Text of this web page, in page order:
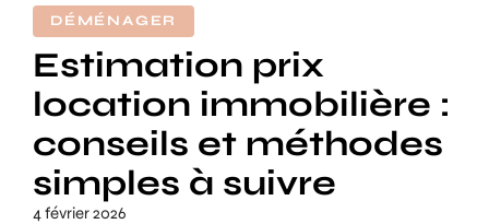
DÉMÉNAGER
Estimation prix
location immobilière :
conseils et méthodes
simples à suivre
4 février 2026